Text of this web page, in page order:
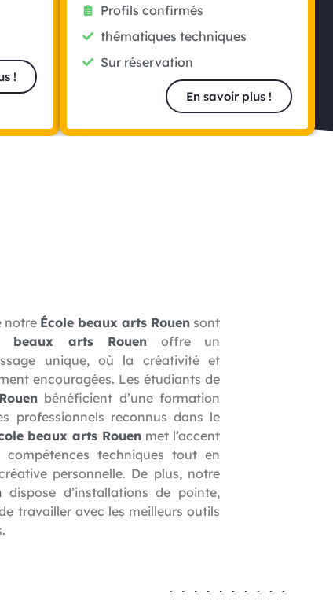
!
Profils confirmés
thématiques techniques
Sur réservation
En savoir plus !
notre École beaux arts Rouen sont
beaux arts Rouen offre un
unique, où la créativité et
encouragées. Les étudiants de
bénéficient d’une formation
professionnels reconnus dans le
beaux arts Rouen met l’accent
techniques tout en
personnelle. De plus, notre
dispose d’installations de pointe,
travailler avec les meilleurs outils